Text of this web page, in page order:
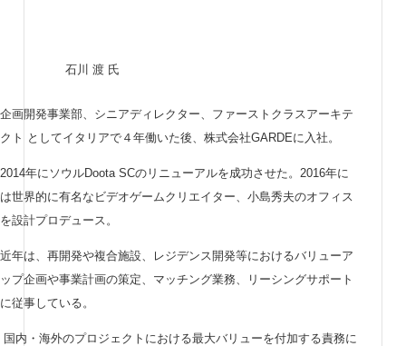
石川 渡 氏
企画開発事業部、シニアディレクター、ファーストクラスアーキテ
クト としてイタリアで４年働いた後、株式会社GARDEに入社。
2014年にソウルDoota SCのリニューアルを成功させた。2016年に
は世界的に有名なビデオゲームクリエイター、小島秀夫のオフィス
を設計プロデュース。
近年は、再開発や複合施設、レジデンス開発等におけるバリューア
ップ企画や事業計画の策定、マッチング業務、リーシングサポート
に従事している。
国内・海外のプロジェクトにおける最大バリューを付加する責務に